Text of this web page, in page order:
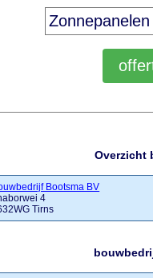
Overzicht
Bootsma BV
4
Tirns